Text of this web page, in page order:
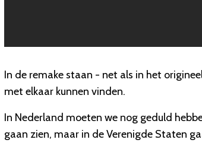
In de remake staan - net als in het
met elkaar kunnen vinden.
In Nederland moeten we nog geduld
gaan zien, maar in de Verenigde Staten